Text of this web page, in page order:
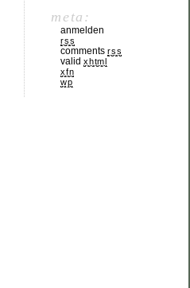
meta:
anmelden
rss
comments rss
valid xhtml
xfn
wp